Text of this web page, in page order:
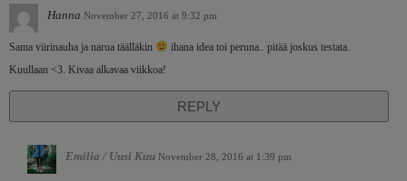
Hanna November 27, 2016 at 9:32 pm
Sama viirinauha ja narua täälläkin
ihana idea toi peruna.. pitää joskus testata.
Kuullaan <3. Kivaa alkavaa viikkoa!
REPLY
Emilia / Uusi Kuu November 28, 2016 at 1:39 pm